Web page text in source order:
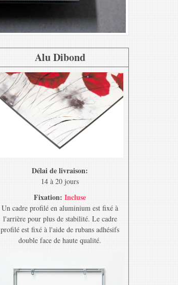
Alu Dibond
Délai de livraison:
14 à 20 jours
Fixation: Incluse
Un cadre profilé en aluminium est fixé à
l'arrière pour plus de stabilité. Le cadre
profilé est fixé à l'aide de rubans adhésifs
double face de haute qualité.